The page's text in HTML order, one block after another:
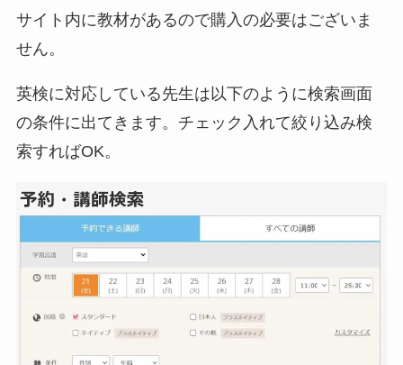
サイト内に教材があるので購入の必要はございま
せん。
英検に対応している先生は以下のように検索画面
の条件に出てきます。チェック入れて絞り込み検
索すればOK。